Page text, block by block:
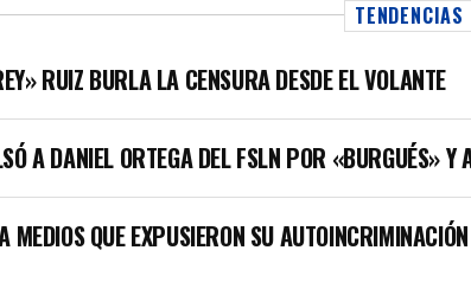
TENDENCIAS
RUIZ BURLA LA CENSURA DESDE EL VOLANTE
A DANIEL ORTEGA DEL FSLN POR «BURGUÉS» Y
QUE EXPUSIERON SU